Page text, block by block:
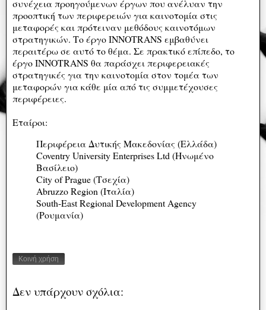
συνέχεια προηγούμενων έργων που ανέλυαν την
προοπτική των περιφερειών για καινοτομία στις
μεταφορές και πρότειναν μεθόδους καινοτόμων
στρατηγικών. Το έργο INNOTRANS εμβαθύνει
περαιτέρω σε αυτό το θέμα. Σε πρακτικό επίπεδο, το
έργο INNOTRANS θα παράσχει περιφερειακές
στρατηγικές για την καινοτομία στον τομέα των
μεταφορών για κάθε μία από τις συμμετέχουσες
περιφέρειες.
Εταίροι:
Περιφέρεια Δυτικής Μακεδονίας (Ελλάδα)
Coventry University Enterprises Ltd (Ηνωμένο
Βασίλειο)
City of Prague (Τσεχία)
Abruzzo Region (Ιταλία)
South-East Regional Development Agency
(Ρουμανία)
Κοινή χρήση
Δεν υπάρχουν σχόλια: